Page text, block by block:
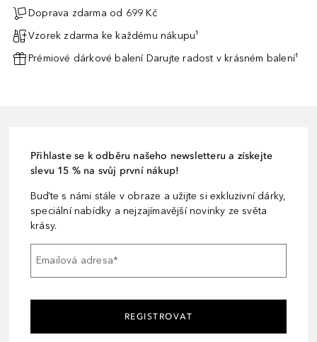
Doprava zdarma od 699 Kč
Vzorek zdarma ke každému nákupu¹
Prémiové dárkové balení Darujte radost v krásném balení¹
Přihlaste se k odběru našeho newsletteru a získejte
slevu 15 % na svůj první nákup!
Buďte s námi stále v obraze a užijte si exkluzivní dárky,
speciální nabídky a nejzajímavější novinky ze světa
krásy.
Emailová adresa*
REGISTROVAT